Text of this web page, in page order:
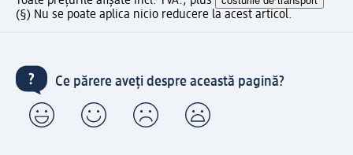
(§) Nu se poate aplica nicio reducere la acest articol.
Ce părere aveți despre această pagină?